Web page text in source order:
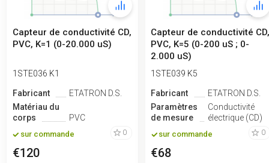
Capteur de conductivité CD,
PVC, K=1 (0-20.000 uS)
1STE036 K1
Fabricant
ETATRON D.S.
Matériau du
corps
PVC
sur commande 0
€120
Capteur de conductivité
PVC, K=5 (0-200 uS ; 0-
2.000 uS)
1STE039 K5
Fabricant
ETATRON D.S.
Paramètres
de mesure
Conductivité
électrique (CD)
sur commande 0
€68